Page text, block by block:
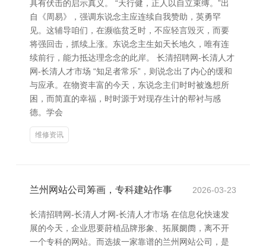
具有伏击的启示真义。 “天行健，正人以自立束缚。”出
自《周易》，强调东说念主应连续自我赞助，英勇罕
见。这辅导咱们，在濒临贫乏时，不应轻言毁灭，而要
将强回击，抓续上涨。东说念主生如天长地久，唯有连
续前行，能力抵达理念念的此岸。 长清招聘网-长清人才
网-长清人才市场 “知足者常乐”，则说念出了内心的缓和
与应承。在物资丰富的今天，东说念主们时时被逸想所
困，而简直的幸福，时时源于对现存生计的帮衬与感
德。学会
维修资讯
兰州网站公司筹画，专科建站作事 2026-03-23
长清招聘网-长清人才网-长清人才市场 在信息化快速发
展的今天，企业思要莳植品牌形象、拓展阛阓，离不开
一个专科的网站。而选拔一家靠谱的兰州网站公司，是